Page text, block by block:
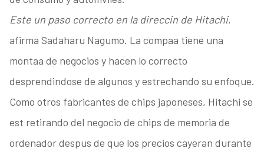
Este un paso correcto en la direccin de Hitachi,
afirma Sadaharu Nagumo. La compaa tiene una
montaa de negocios y hacen lo correcto
desprendindose de algunos y estrechando su enfoque.
Como otros fabricantes de chips japoneses, Hitachi se
est retirando del negocio de chips de memoria de
ordenador despus de que los precios cayeran durante